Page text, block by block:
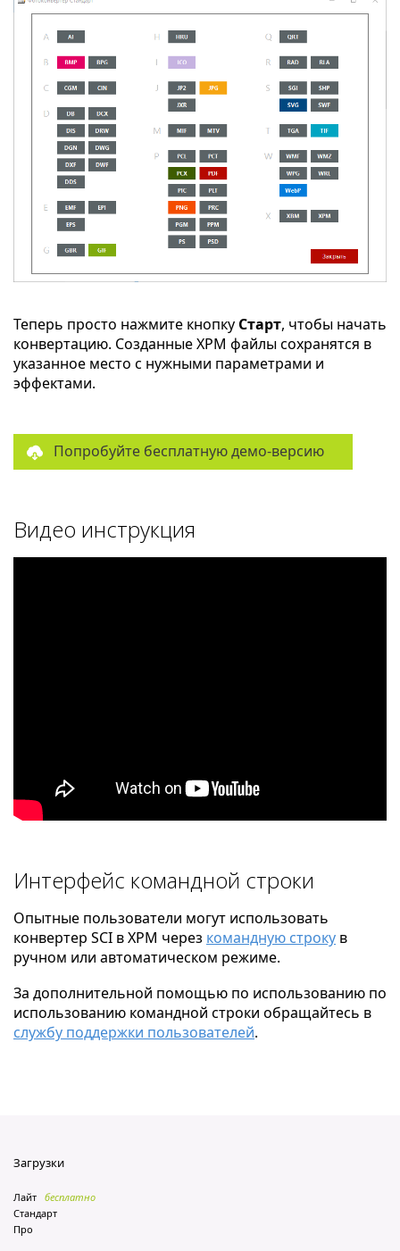
Теперь просто нажмите кнопку Старт, чтобы начать
конвертацию. Созданные XPM файлы сохранятся в
указанное место с нужными параметрами и
эффектами.
Попробуйте бесплатную демо-версию
Видео инструкция
Интерфейс командной строки
Опытные пользователи могут использовать
конвертер SCI в XPM через командную строку в
ручном или автоматическом режиме.
За дополнительной помощью по использованию по
использованию командной строки обращайтесь в
службу поддержки пользователей.
Загрузки
Лайт бесплатно
Стандарт
Про